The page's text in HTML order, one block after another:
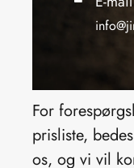
For
prisliste,
os, og vi vil